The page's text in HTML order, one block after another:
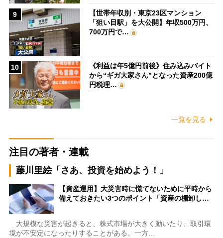
9
【世帯年収別・東京23区マンション
「狙い目駅」を大公開】年収500万円、
700万円で…
10
《利益は年5億円前後》住み込みバイト
から“ギガ大家さん”となった資産200億
円税理…
一覧を見る
注目の著者・連載
藤川里絵「さあ、投資を始めよう！」
【資産運用】大災害時に慌てないために平時から
備えておきたい3つのポイント「資産の棚卸し…
大規模な災害が起きると、株式市場が大きく動いたり、取引環
境が不安定になったりすることがある。一方…